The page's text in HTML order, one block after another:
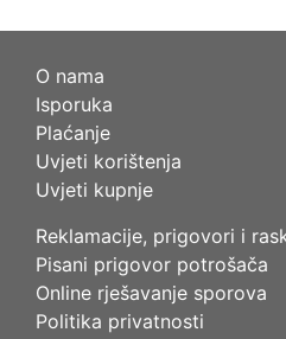
O nama
Isporuka
Plaćanje
Uvjeti korištenja
Uvjeti kupnje
Reklamacije, prigovori i
Pisani prigovor potrošača
Online rješavanje sporova
Politika privatnosti